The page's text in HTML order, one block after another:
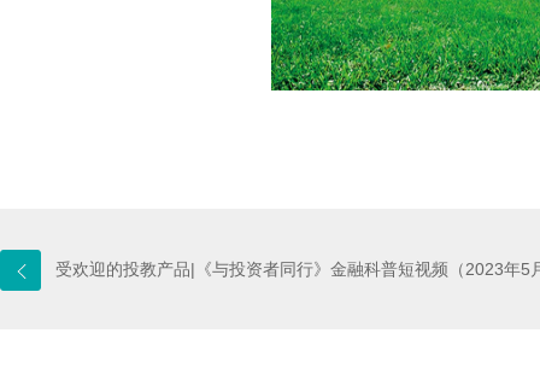
受欢迎的投教产品|《与投资者同行》金融科普短视频（2023年5